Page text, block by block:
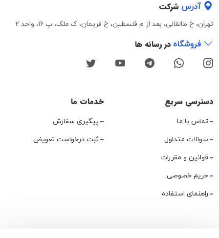
آدرس شرکت
تهران، خ طالقانی، بعد از م فلسطین، خ فریمان، ک ملک، پ 16، واحد 2
فروشگاه در رسانه ها
دسترسی سریع
تماس با ما
سوالات متداول
قوانین و مقررات
حریم خصوصی
راهنمای استفاده
خدمات ما
پیگیری سفارش
ثبت درخواست تعویض